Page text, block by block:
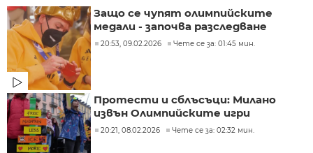
Защо се чупят олимпийските
медали - започва разследване
20:53, 09.02.2026 Чете се за: 01:45 мин.
Протести и сблъсъци: Милано
извън Олимпийските игри
20:21, 08.02.2026 Чете се за: 02:32 мин.